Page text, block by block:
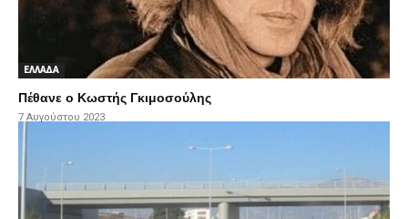
ΕΛΛΑΔΑ
Πέθανε ο Κωστής Γκιμοσούλης
7 Αυγούστου 2023